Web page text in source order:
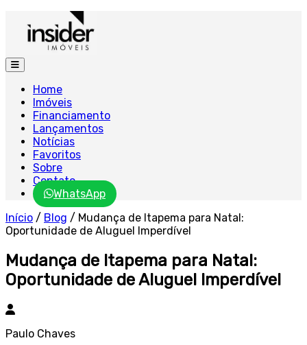
Home
Imóveis
Financiamento
Lançamentos
Notícias
Favoritos
Sobre
Contato
WhatsApp
Início / Blog / Mudança de Itapema para Natal:
Oportunidade de Aluguel Imperdível
Mudança de Itapema para Natal:
Oportunidade de Aluguel Imperdível
Paulo Chaves